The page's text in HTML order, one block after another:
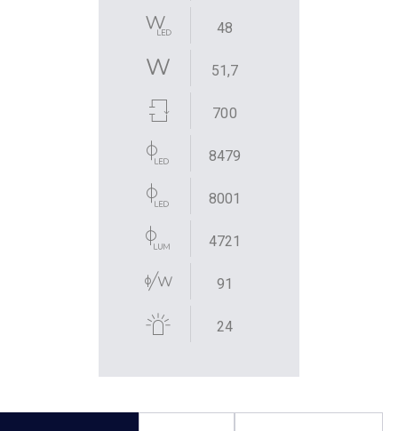
48
51,7
700
8479
8001
4721
91
24